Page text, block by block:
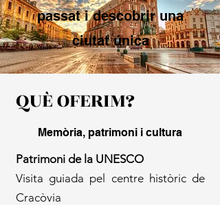
passat i descobrir una
ciutat única
QUÈ OFERIM?
Memòria, patrimoni i cultura
​Patrimoni de la UNESCO
Visita guiada pel centre històric de
Cracòvia